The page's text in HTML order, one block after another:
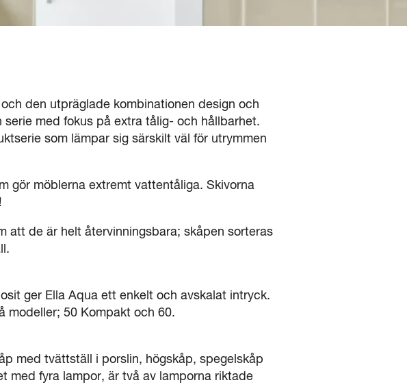
den utpräglade kombinationen design och
med fokus på extra tålig- och hållbarhet.
som lämpar sig särskilt väl för utrymmen
gör möblerna extremt vattentåliga. Skivorna
att de är helt återvinningsbara; skåpen sorteras
ger Ella Aqua ett enkelt och avskalat intryck.
modeller; 50 Kompakt och 60.
med tvättställ i porslin, högskåp, spegelskåp
med fyra lampor, är två av lamporna riktade